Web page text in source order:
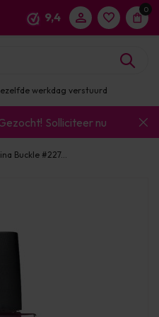
9,4
0
werkdag verstuurd
Solliciteer nu
Buckle #227...